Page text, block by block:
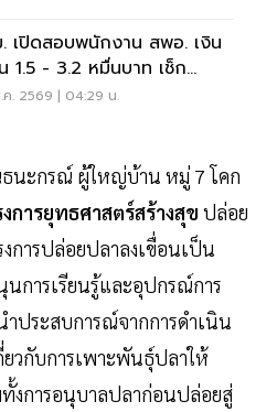
เปิดสอบพนักงาน สพอ. เงิน
1.5 - 3.2 หมื่นบาท เช็ก
ไข-วิธีสมัครที่นี่
. 2569 | 04:29 น.
นะกรณ์ ผู้ใหญ่บ้าน หมู่ 7 โคก
การยุทธศาสตร์สร้างสุข ปล่อย
การปล่อยปลาลงเขื่อนเป็น
การเรียนรู้และอุปกรณ์การ
ประสบการณ์จากการดำเนิน
ยวกับการเพาะพันธุ์ปลาให้
ทั้งการอนุบาลปลาก่อนปล่อยสู่